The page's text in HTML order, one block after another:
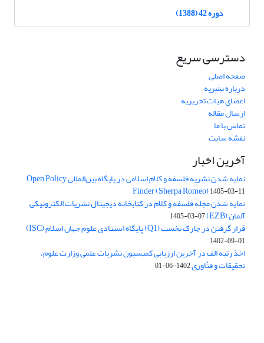
دوره 42 (1388)
دسترسی سریع
صفحه اصلی
درباره نشریه
اعضای هیات تحریریه
ارسال مقاله
تماس با ما
نقشه سایت
آخرین اخبار
نمایه شدن نشریه فلسفه و کلام اسلامی در پایگاه بین‌المللی Open Policy
Finder (Sherpa Romeo)1405-03-11
نمایه شدن مجله فلسفه و کلام در کتابخانه دیجیتال نشریات الکترونیکی
آلمان (EZB) 1405-03-07
قرار گرفتن در چارک نخست (Q1) پایگاه استنادی علوم جهان اسلام (ISC)
1402-09-01
اخذ رتبه الف در آخرین ارزیابی کمیسیون نشریات علمی وزارت علوم،
تحقیقات و فنّاوری1402-06-01